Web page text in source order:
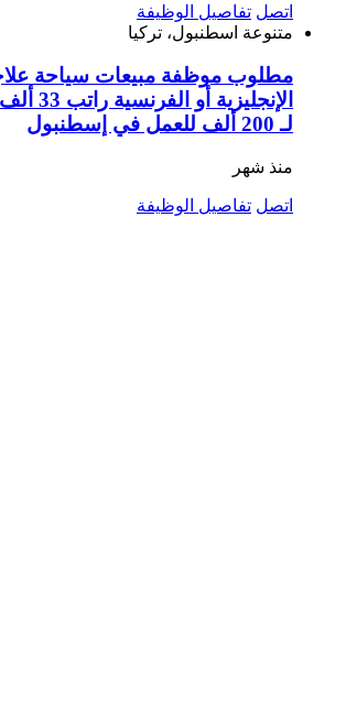
اتصل تفاصيل الوظيفة
متنوعة اسطنبول، تركيا
مطلوب موظفة مبيعات سياحة
لـ 200 ألف للعمل في إسطنبول
منذ شهر
اتصل تفاصيل الوظيفة